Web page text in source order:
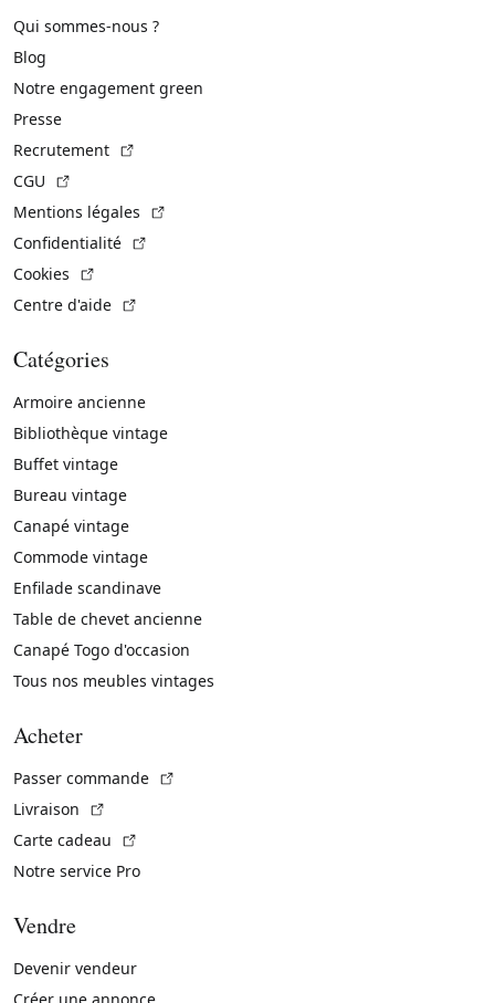
Qui sommes-nous ?
Blog
Notre engagement green
Presse
Recrutement
CGU
Mentions légales
Confidentialité
Cookies
Centre d'aide
Catégories
Armoire ancienne
Bibliothèque vintage
Buffet vintage
Bureau vintage
Canapé vintage
Commode vintage
Enfilade scandinave
Table de chevet ancienne
Canapé Togo d'occasion
Tous nos meubles vintages
Acheter
Passer commande
Livraison
Carte cadeau
Notre service Pro
Vendre
Devenir vendeur